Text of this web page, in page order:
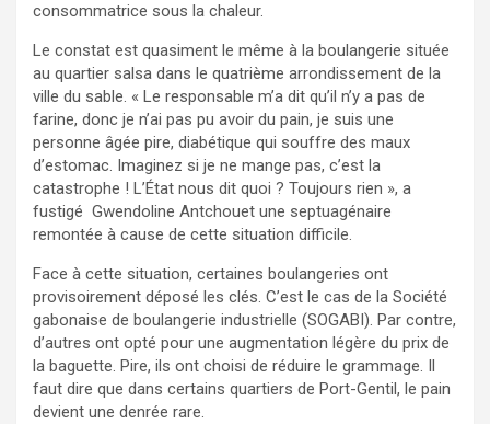
consommatrice sous la chaleur.
Le constat est quasiment le même à la boulangerie située
au quartier salsa dans le quatrième arrondissement de la
ville du sable. « Le responsable m’a dit qu’il n’y a pas de
farine, donc je n’ai pas pu avoir du pain, je suis une
personne âgée pire, diabétique qui souffre des maux
d’estomac. Imaginez si je ne mange pas, c’est la
catastrophe ! L’État nous dit quoi ? Toujours rien », a
fustigé Gwendoline Antchouet une septuagénaire
remontée à cause de cette situation difficile.
Face à cette situation, certaines boulangeries ont
provisoirement déposé les clés. C’est le cas de la Société
gabonaise de boulangerie industrielle (SOGABI). Par contre,
d’autres ont opté pour une augmentation légère du prix de
la baguette. Pire, ils ont choisi de réduire le grammage. Il
faut dire que dans certains quartiers de Port-Gentil, le pain
devient une denrée rare.